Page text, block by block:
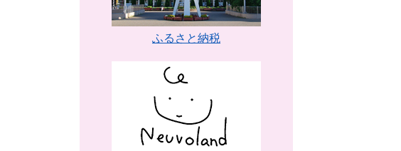
ふるさと納税